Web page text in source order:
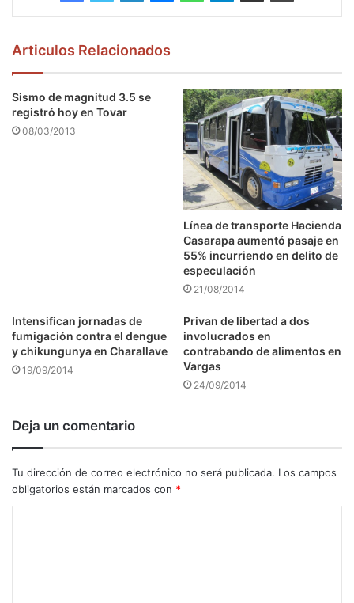
Articulos Relacionados
Sismo de magnitud 3.5 se
registró hoy en Tovar
08/03/2013
Línea de transporte Hacienda
Casarapa aumentó pasaje en
55% incurriendo en delito de
especulación
21/08/2014
Intensifican jornadas de
fumigación contra el dengue
y chikungunya en Charallave
19/09/2014
Privan de libertad a dos
involucrados en
contrabando de alimentos en
Vargas
24/09/2014
Deja un comentario
Tu dirección de correo electrónico no será publicada. Los campos
obligatorios están marcados con *